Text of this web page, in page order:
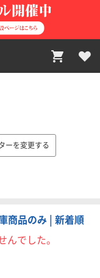
ーを変更する
商品のみ | 新着順
んでした。